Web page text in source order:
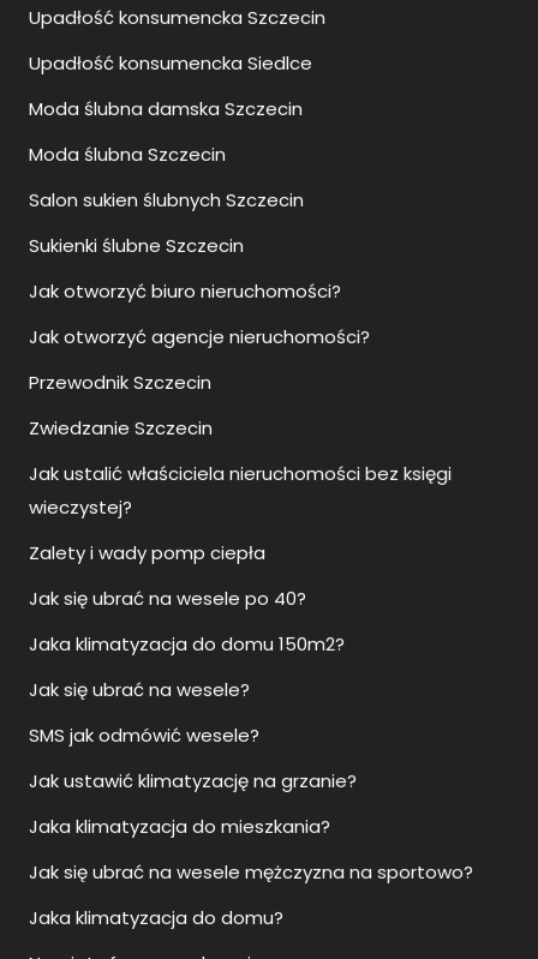
Upadłość konsumencka Siedlce
Moda ślubna damska Szczecin
Moda ślubna Szczecin
Salon sukien ślubnych Szczecin
Sukienki ślubne Szczecin
Jak otworzyć biuro nieruchomości?
Jak otworzyć agencje nieruchomości?
Przewodnik Szczecin
Zwiedzanie Szczecin
Jak ustalić właściciela nieruchomości bez księgi
Zalety i wady pomp ciepła
Jak się ubrać na wesele po 40?
Jaka klimatyzacja do domu 150m2?
Jak się ubrać na wesele?
SMS jak odmówić wesele?
Jak ustawić klimatyzację na grzanie?
Jaka klimatyzacja do mieszkania?
Jak się ubrać na wesele mężczyzna na sportowo?
Jaka klimatyzacja do domu?
Namiot sferyczny glamping